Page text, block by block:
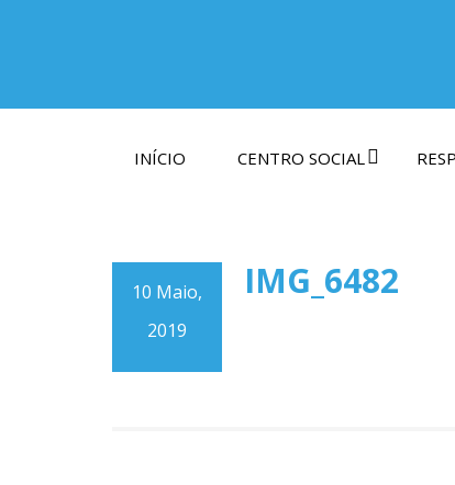
INÍCIO CENTRO SOCIAL
10 Maio,
2019
IMG_6482